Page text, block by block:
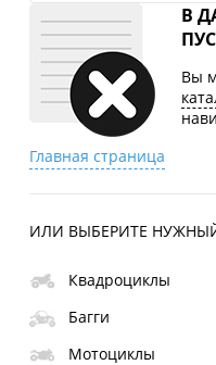
В
Вы
Главная страница
ИЛИ ВЫБЕРИТЕ
Квадроциклы
Багги
Мотоциклы